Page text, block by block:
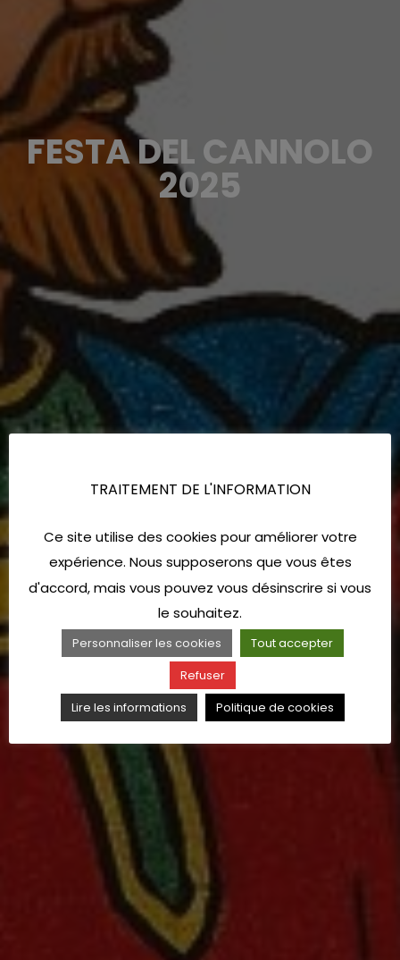
FESTA DEL CANNOLO
2025
TRAITEMENT DE L'INFORMATION
Ce site utilise des cookies pour améliorer votre
expérience. Nous supposerons que vous êtes
d'accord, mais vous pouvez vous désinscrire si vous
le souhaitez.
Personnaliser les cookies
Tout accepter
Refuser
Lire les informations
Politique de cookies